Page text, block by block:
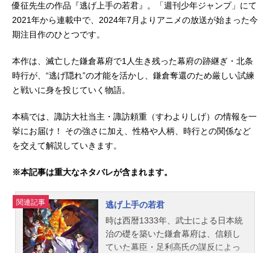
優征先生の作品『逃げ上手の若君』。「週刊少年ジャンプ」にて
2021年から連載中で、2024年7月よりアニメの放送が始まった今
期注目作のひとつです。
本作は、滅亡した鎌倉幕府で1人生き残った幕府の跡継ぎ・北条
時行が、“逃げ隠れ”の才能を活かし、鎌倉奪還のため厳しい試練
と戦いに身を投じていく物語。
本稿では、諏訪大社当主・諏訪頼重（すわよりしげ）の情報を一
挙にお届け！ その強さに加え、性格や人柄、時行との関係など
を交えて解説していきます。
※本記事は重大なネタバレが含まれます。
関連記事
逃げ上手の若君
時は西暦1333年、武士による日本統
治の礎を築いた鎌倉幕府は、信頼し
ていた幕臣・足利高氏の謀反によっ